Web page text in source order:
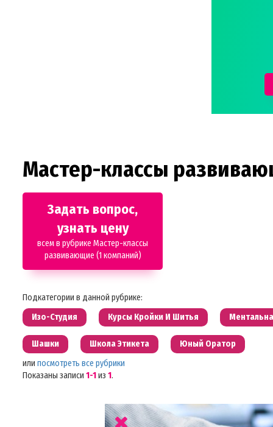
Мастер-классы
Задать вопрос,
узнать цену
всем в рубрике Мастер-классы
развивающие (1 компаний)
Подкатегории в данной рубрике:
Изо-Студия
Курсы Кройки И Шитья
Шашки Школа Этикета
Юный Оратор
или посмотреть все рубрики
Показаны записи 1-1из 1.